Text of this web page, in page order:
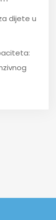
dijete u